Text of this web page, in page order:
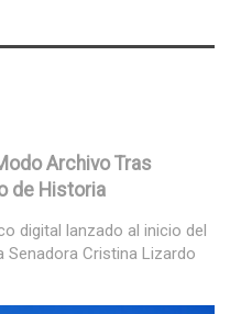
Archivo Tras
de Historia
digital lanzado al inicio del
Senadora Cristina Lizardo